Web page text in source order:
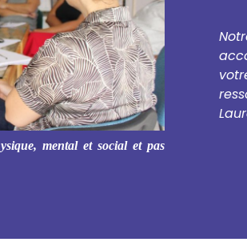
mental et social et pas